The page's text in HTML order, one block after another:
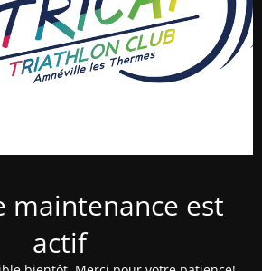
maintenance est
actif